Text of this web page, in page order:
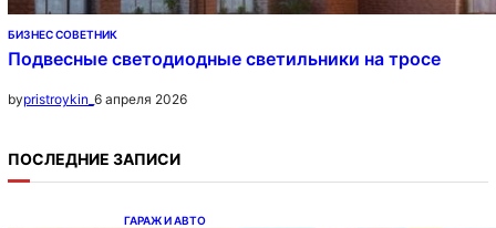
БИЗНЕС СОВЕТНИК
Подвесные светодиодные светильники на тросе
bypristroykin_ 6 апреля 2026
ПОСЛЕДНИЕ ЗАПИСИ
ГАРАЖ И АВТО